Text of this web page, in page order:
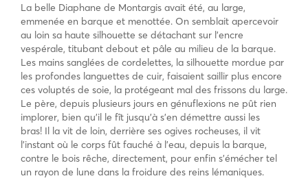
La belle Diaphane de Montargis avait été, au large,
emmenée en barque et menottée. On semblait apercevoir
au loin sa haute silhouette se détachant sur l’encre
vespérale, titubant debout et pâle au milieu de la barque.
Les mains sanglées de cordelettes, la silhouette mordue par
les profondes languettes de cuir, faisaient saillir plus encore
ces voluptés de soie, la protégeant mal des frissons du large.
Le père, depuis plusieurs jours en génuflexions ne pût rien
implorer, bien qu’il le fît jusqu’à s’en démettre aussi les
bras! Il la vit de loin, derrière ses ogives rocheuses, il vit
l’instant où le corps fût fauché à l’eau, depuis la barque,
contre le bois rêche, directement, pour enfin s’émécher tel
un rayon de lune dans la froidure des reins lémaniques.